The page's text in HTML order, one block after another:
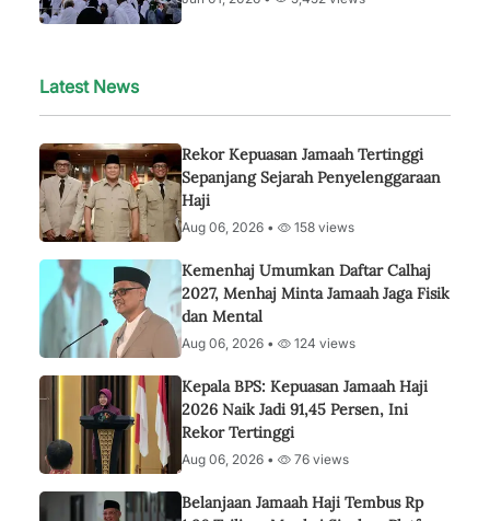
Latest News
Rekor Kepuasan Jamaah Tertinggi
Sepanjang Sejarah Penyelenggaraan
Haji
Aug 06, 2026 • 158 views
Kemenhaj Umumkan Daftar Calhaj
2027, Menhaj Minta Jamaah Jaga Fisik
dan Mental
Aug 06, 2026 • 124 views
Kepala BPS: Kepuasan Jamaah Haji
2026 Naik Jadi 91,45 Persen, Ini
Rekor Tertinggi
Aug 06, 2026 • 76 views
Belanjaan Jamaah Haji Tembus Rp